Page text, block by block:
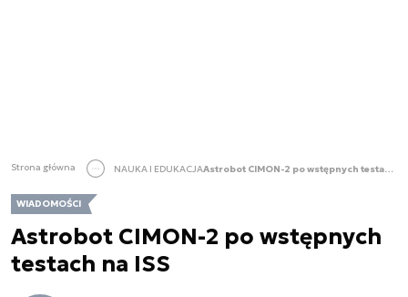
Strona główna NAUKA I EDUKACJA Astrobot CIMON-2 po wstępnych testach na ISS
WIADOMOŚCI
Astrobot CIMON-2 po wstępnych
testach na ISS